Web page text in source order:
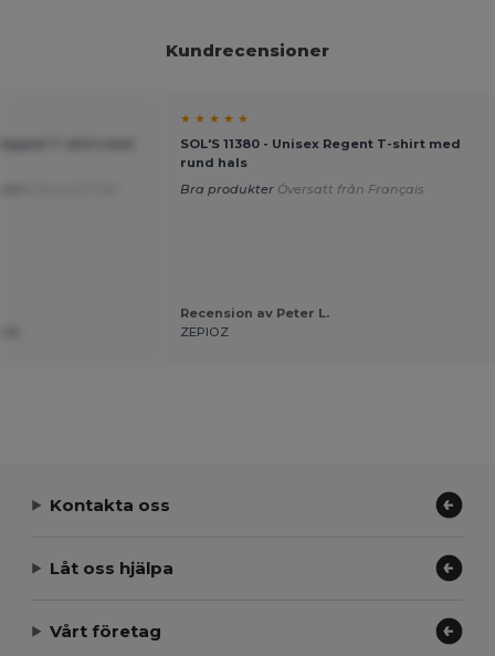
Kundrecensioner
★ ★ ★ ★ ★
SOL'S 11380 - Unisex Regent T-shirt med
rund hals
Bra produkter Översatt från Français
Recension av Peter L.
ZEPIOZ
Kontakta oss
Låt oss hjälpa
Vårt företag